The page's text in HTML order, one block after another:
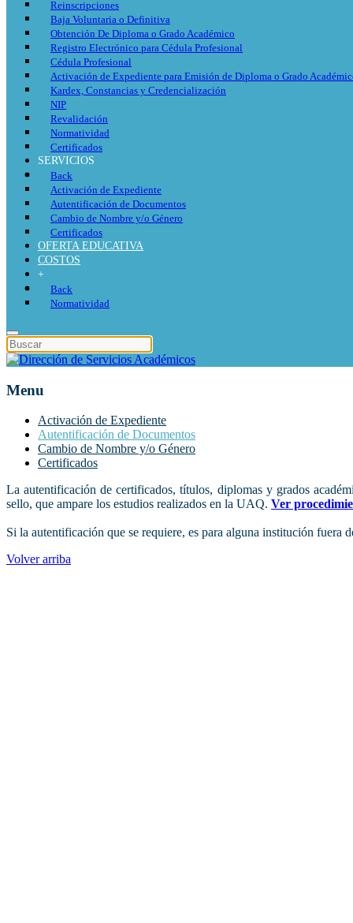
Reinscripciones
Baja Voluntaria o Definitiva
Obtención De Diploma o Grado Académico
Registro Electrónico para Cédula Profesional
Cédula Profesional
Activación de Expediente para Emisión de Diploma o Grado
Kardex, Constancias y Credencialización
NIP
Revalidación
Normatividad
Certificados
SERVICIOS
Back
Activación de Expediente
Autentificación de Documentos
Cambio de Nombre y/o Género
Certificados
OFERTA EDUCATIVA
COSTOS
+
Back
Normatividad
Menu
Activación de Expediente
Autentificación de Documentos
Cambio de Nombre y/o Género
Certificados
La autentificación de certificados, títulos, diplomas y grados
sello, que ampare los estudios realizados en la UAQ. Ver
Si la autentificación que se requiere, es para alguna institución fuera
Volver arriba